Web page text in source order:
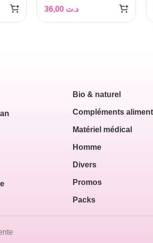
د.ت
Bio & naturel
Compléments
Matériel médical
Homme
Divers
Promos
Packs